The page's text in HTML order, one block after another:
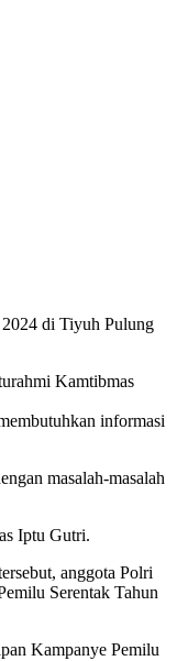
di Tiyuh Pulung
Kamtibmas
informasi
masalah-masalah
Iptu Gutri.
anggota Polri
Serentak Tahun
Kampanye Pemilu